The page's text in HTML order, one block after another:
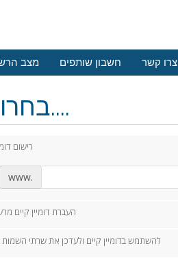
מצב חשבון שותפים צרו קשר
בחרו דומיין....
רישום
www.
העברת דומיין קיים
להשתמש בדומיין קיים ולעדכן את שרתי